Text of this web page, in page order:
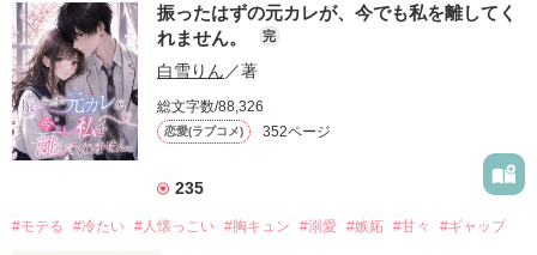
振ったはずの元カレが、今でも私を離してく
れません。
完
白雪りん ／著
総文字数/88,326
恋愛(ラブコメ) 352ページ
235
#モテる #冷たい #人懐っこい #胸キュン #溺愛 #嫉妬 #甘々 #ギャップ